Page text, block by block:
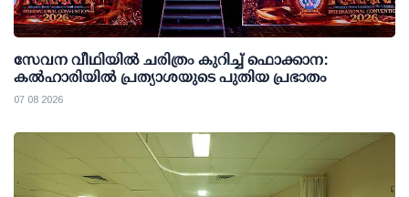
സേവന വീഥിയില്‍ ചരിത്രം കുറിച്ച് ഫൊക്കാന:
കല്‍ഹാരിയില്‍ പ്രത്യാശയുടെ പുതിയ പ്രഭാതം
07 08 2026